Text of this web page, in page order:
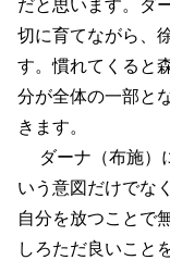
切に育てながら、
す。慣れてくると
分が全体の一部と
きます。
ダーナ（布施）
いう意図だけでな
自分を放つことで
しろただ良いこと